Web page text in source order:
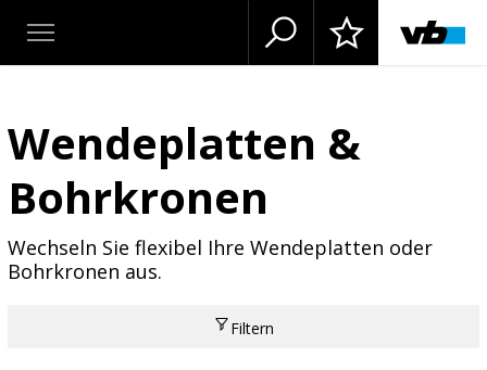
Wendeplatten &
Bohrkronen
Wechseln Sie flexibel Ihre Wendeplatten oder
Bohrkronen aus.
Filtern